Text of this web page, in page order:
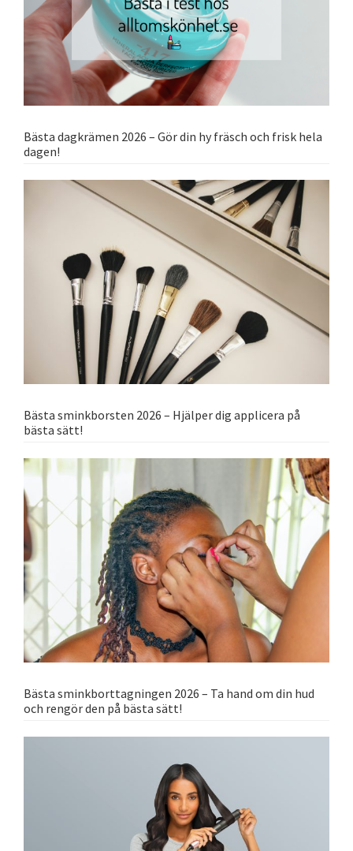
Bästa dagkrämen 2026 – Gör din hy fräsch och frisk hela
dagen!
Bästa sminkborsten 2026 – Hjälper dig applicera på
bästa sätt!
Bästa sminkborttagningen 2026 – Ta hand om din hud
och rengör den på bästa sätt!